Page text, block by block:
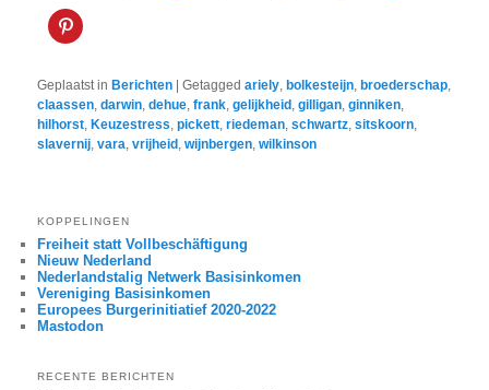
Geplaatst in Berichten |Getagged ariely, bolkesteijn, broederschap,
claassen,darwin,dehue,frank,gelijkheid ,gilligan,ginniken,
hilhorst, Keuzestress,pickett,riedeman,schwartz,sitskoorn,
slavernij,vara,vrijheid ,wijnbergen,wilkinson
KOPPELINGEN
Freiheit statt Vollbeschäftigung
Nieuw Nederland
Nederlandstalig Netwerk Basisinkomen
Vereniging Basisinkomen
Europees Burgerinitiatief 2020-2022
Mastodon
RECENTE BERICHTEN